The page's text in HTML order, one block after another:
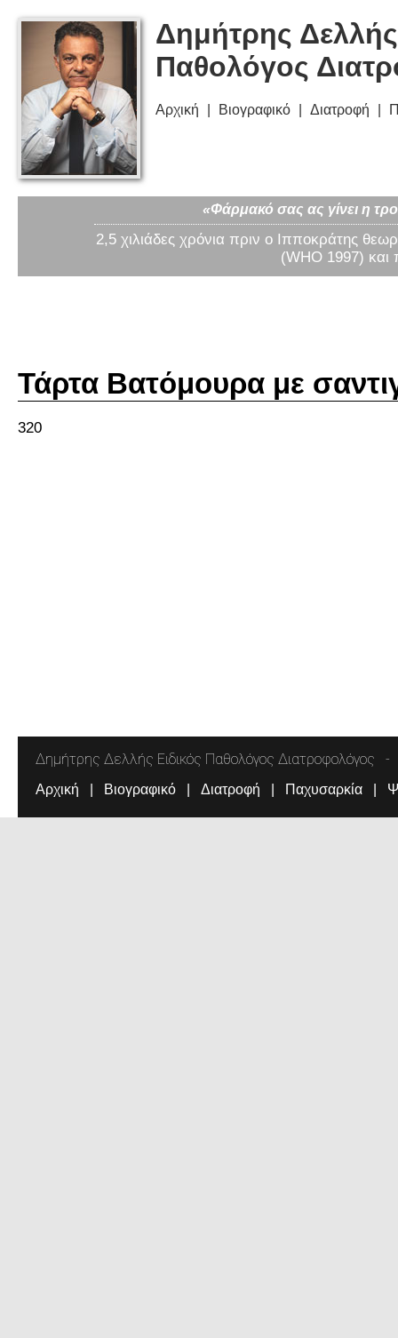
Δημήτρης
Παθολόγος
Αρχική Βιογραφικό Διατροφή
«Φάρμακό σας ας γίνει η
2,5 χιλιάδες χρόνια πριν ο Ιπποκράτης
(WHO 1997) και
Τάρτα Βατόμουρα με
320
Δημήτρης Δελλής Ειδικός Παθολόγος Διατροφολόγος
Αρχική Βιογραφικό Διατροφή Παχυσαρκία